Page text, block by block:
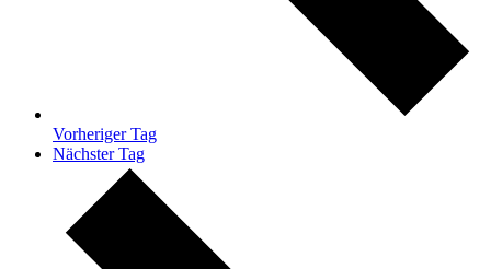
Vorheriger Tag
Nächster Tag